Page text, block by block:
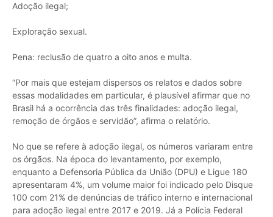
Adoção ilegal;
Exploração sexual.
Pena: reclusão de quatro a oito anos e multa.
“Por mais que estejam dispersos os relatos e dados sobre
essas modalidades em particular, é plausível afirmar que no
Brasil há a ocorrência das três finalidades: adoção ilegal,
remoção de órgãos e servidão”, afirma o relatório.
No que se refere à adoção ilegal, os números variaram entre
os órgãos. Na época do levantamento, por exemplo,
enquanto a Defensoria Pública da União (DPU) e Ligue 180
apresentaram 4%, um volume maior foi indicado pelo Disque
100 com 21% de denúncias de tráfico interno e internacional
para adoção ilegal entre 2017 e 2019. Já a Polícia Federal